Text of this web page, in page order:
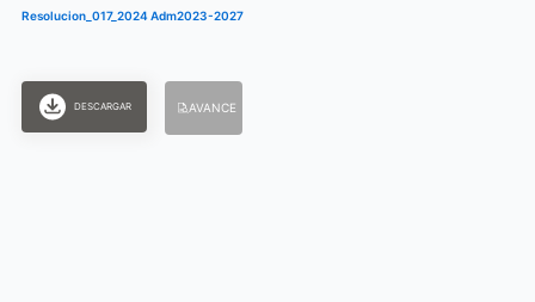
Resolucion_017_2024 Adm2023-2027
DESCARGAR AVANCE